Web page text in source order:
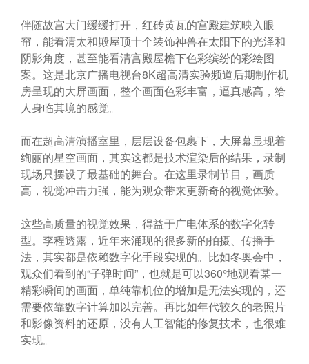
伴随故宫大门缓缓打开，红砖黄瓦的宫殿建筑映入眼
帘，能看清太和殿屋顶十个装饰神兽在太阳下的光泽和
阴影角度，甚至能看清宫殿屋檐下色彩缤纷的彩绘图
案。这是北京广播电视台8K超高清实验频道后期制作机
房呈现的大屏画面，整个画面色彩丰富，逼真感高，给
人身临其境的感觉。
而在超高清演播室里，层层设备包裹下，大屏幕显现着
绚丽的星空画面，其实这都是技术渲染后的结果，录制
现场只摆设了最基础的舞台。在这里录制节目，画质
高，视觉冲击力强，能为观众带来更新奇的视觉体验。
这些高质量的视觉效果，得益于广电体系的数字化转
型。李程透露，近年来涌现的很多新的拍摄、传播手
法，其实都是依赖数字化手段实现的。比如冬奥会中，
观众们看到的“子弹时间”，也就是可以360°地观看某一
精彩瞬间的画面，单纯靠机位的增加是无法实现的，还
需要依靠数字计算加以完善。再比如年代较久的老照片
和影像资料的还原，没有人工智能的修复技术，也很难
实现。